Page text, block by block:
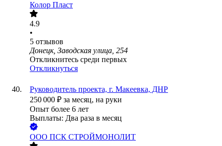
Колор Пласт
4.9
•
5 отзывов
Донецк, Заводская улица, 254
Откликнитесь среди первых
Откликнуться
Руководитель проекта, г. Макеевка, ДНР
250 000 ₽ за месяц, на руки
Опыт более 6 лет
Выплаты: Два раза в месяц
ООО ПСК СТРОЙМОНОЛИТ